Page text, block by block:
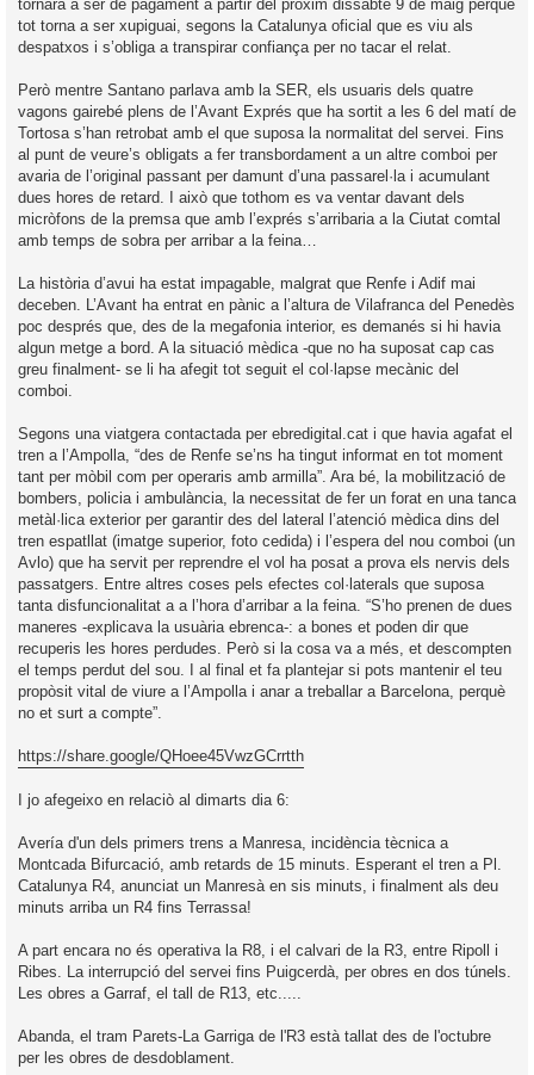
tornarà a ser de pagament a partir del pròxim dissabte 9 de maig perquè
tot torna a ser xupiguai, segons la Catalunya oficial que es viu als
despatxos i s’obliga a transpirar confiança per no tacar el relat.
Però mentre Santano parlava amb la SER, els usuaris dels quatre
vagons gairebé plens de l’Avant Exprés que ha sortit a les 6 del matí de
Tortosa s’han retrobat amb el que suposa la normalitat del servei. Fins
al punt de veure’s obligats a fer transbordament a un altre comboi per
avaria de l’original passant per damunt d’una passarel·la i acumulant
dues hores de retard. I això que tothom es va ventar davant dels
micròfons de la premsa que amb l’exprés s’arribaria a la Ciutat comtal
amb temps de sobra per arribar a la feina…
La història d’avui ha estat impagable, malgrat que Renfe i Adif mai
deceben. L’Avant ha entrat en pànic a l’altura de Vilafranca del Penedès
poc després que, des de la megafonia interior, es demanés si hi havia
algun metge a bord. A la situació mèdica -que no ha suposat cap cas
greu finalment- se li ha afegit tot seguit el col·lapse mecànic del
comboi.
Segons una viatgera contactada per ebredigital.cat i que havia agafat el
tren a l’Ampolla, “des de Renfe se’ns ha tingut informat en tot moment
tant per mòbil com per operaris amb armilla”. Ara bé, la mobilització de
bombers, policia i ambulància, la necessitat de fer un forat en una tanca
metàl·lica exterior per garantir des del lateral l’atenció mèdica dins del
tren espatllat (imatge superior, foto cedida) i l’espera del nou comboi (un
Avlo) que ha servit per reprendre el vol ha posat a prova els nervis dels
passatgers. Entre altres coses pels efectes col·laterals que suposa
tanta disfuncionalitat a a l’hora d’arribar a la feina. “S’ho prenen de dues
maneres -explicava la usuària ebrenca-: a bones et poden dir que
recuperis les hores perdudes. Però si la cosa va a més, et descompten
el temps perdut del sou. I al final et fa plantejar si pots mantenir el teu
propòsit vital de viure a l’Ampolla i anar a treballar a Barcelona, perquè
no et surt a compte”.
https://share.google/QHoee45VwzGCrrtth
I jo afegeixo en relaciò al dimarts dia 6:
Avería d'un dels primers trens a Manresa, incidència tècnica a
Montcada Bifurcació, amb retards de 15 minuts. Esperant el tren a Pl.
Catalunya R4, anunciat un Manresà en sis minuts, i finalment als deu
minuts arriba un R4 fins Terrassa!
A part encara no és operativa la R8, i el calvari de la R3, entre Ripoll i
Ribes. La interrupció del servei fins Puigcerdà, per obres en dos túnels.
Les obres a Garraf, el tall de R13, etc.....
Abanda, el tram Parets-La Garriga de l'R3 està tallat des de l'octubre
per les obres de desdoblament.